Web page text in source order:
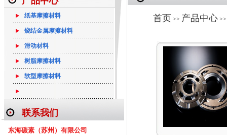
纸基摩擦材料
烧结金属摩擦材料
滑动材料
树脂摩擦材料
软型摩擦材料
联系我们
东海碳素（苏州）有限公司
首页 >> 产品中心